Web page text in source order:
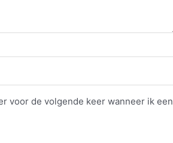
voor de volgende keer wanneer ik een